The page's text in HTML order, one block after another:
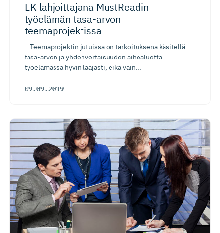
EK lahjoittajana MustReadin
työelämän tasa-arvon
teemaprojektissa
– Teemaprojektin jutuissa on tarkoituksena käsitellä
tasa-arvon ja yhdenvertaisuuden aihealuetta
työelämässä hyvin laajasti, eikä vain...
09.09.2019